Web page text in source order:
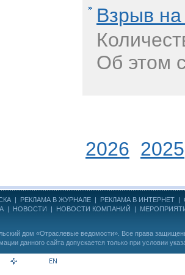
Взрыв
Об этом
2026 2025
| РЕКЛАМА В ЖУРНАЛЕ | РЕКЛАМА В ИНТЕРНЕТ |
| НОВОСТИ | НОВОСТИ КОМПАНИЙ |
дом «Отраслевые ведомости» . Все права
данного сайта допускается только при условии